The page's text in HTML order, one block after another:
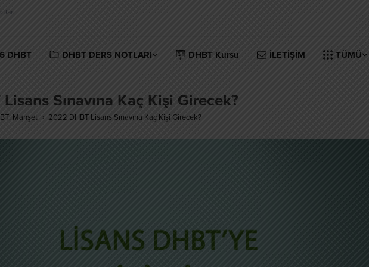
DHBT DHBT DERS NOTLARI DHBT Kursu İLETİŞİM TÜMÜ
Sınavına Kaç Kişi Girecek?
, Manşet 2022 DHBT Lisans Sınavına Kaç Kişi Girecek?